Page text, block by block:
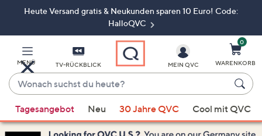
ZumHeute Versand gratis & Neukunden sparen 10 Euro! Code:
HalloQVC
MENÜ TV-RÜCKBLICK
Wonach
suchst
du
heute?
Vorschläge
verfügbar
MEIN QVC
0
WARENKORB
Tagesangebot Neu 30 Jahre QVC Cool mit QVC